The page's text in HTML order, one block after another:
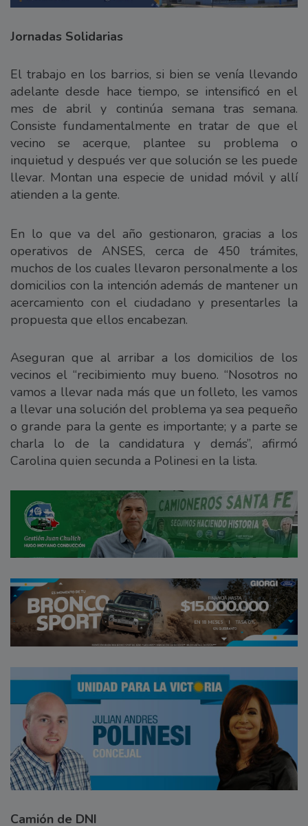
Jornadas Solidarias
El trabajo en los barrios, si bien se venía llevando
adelante desde hace tiempo, se intensificó en el
mes de abril y continúa semana tras semana.
Consiste fundamentalmente en tratar de que el
vecino se acerque, plantee su problema o
inquietud y después ver que solución se les puede
llevar. Montan una especie de unidad móvil y allí
atienden a la gente.
En lo que va del año gestionaron, gracias a los
operativos de ANSES, cerca de 450 trámites,
muchos de los cuales llevaron personalmente a los
domicilios con la intención además de mantener un
acercamiento con el ciudadano y presentarles la
propuesta que ellos encabezan.
Aseguran que al arribar a los domicilios de los
vecinos el “recibimiento muy bueno. “Nosotros no
vamos a llevar nada más que un folleto, les vamos
a llevar una solución del problema ya sea pequeño
o grande para la gente es importante; y a parte se
charla lo de la candidatura y demás”, afirmó
Carolina quien secunda a Polinesi en la lista.
Camión de DNI